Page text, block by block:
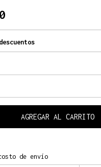
AGREGAR AL CARRITO
de envío